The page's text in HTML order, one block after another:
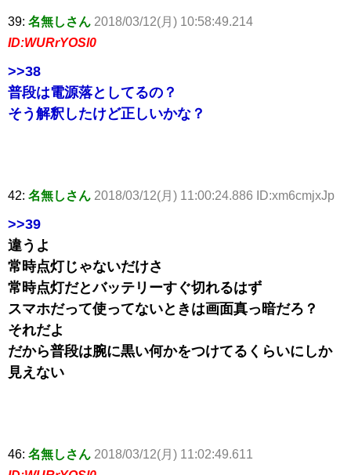
39: 名無しさん 2018/03/12(月) 10:58:49.214
ID:WURrYOSl0
>>38
普段は電源落としてるの？
そう解釈したけど正しいかな？
42: 名無しさん 2018/03/12(月) 11:00:24.886 ID:xm6cmjxJp
>>39
違うよ
常時点灯じゃないだけさ
常時点灯だとバッテリーすぐ切れるはず
スマホだって使ってないときは画面真っ暗だろ？
それだよ
だから普段は腕に黒い何かをつけてるくらいにしか
見えない
46: 名無しさん 2018/03/12(月) 11:02:49.611